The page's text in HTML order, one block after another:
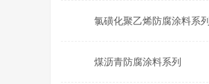
氯磺化聚乙烯防腐涂料系列
煤沥青防腐涂料系列